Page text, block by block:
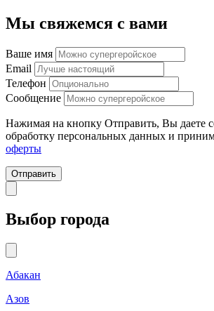
Мы свяжемся с вами
Ваше имя
Email
Телефон
Сообщение
Нажимая на кнопку Отправить, Вы даете
обработку персональных данных и
оферты
Отправить
Выбор города
Абакан
Азов